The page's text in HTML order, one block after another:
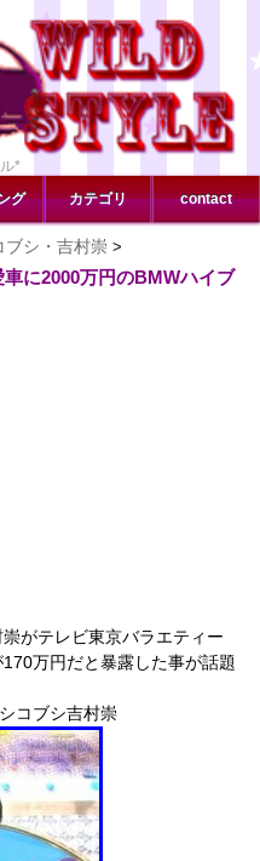
*
グ カテゴリ contact
ブシ・吉村崇 >
に2000万円のBMWハイブ
がテレビ東京バラエティー
万円だと暴露した事が話題
コブシ吉村崇